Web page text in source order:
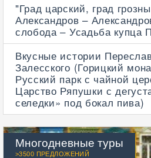
"Град царский, град
Александров –
слобода – Усадьба купца
Вкусные истории
Залесского (Горицкий
Русский парк с чайной
Царство Ряпушки с
селедки» под бокал пива)
Многодневные туры
>3500 ПРЕДЛОЖЕНИЙ